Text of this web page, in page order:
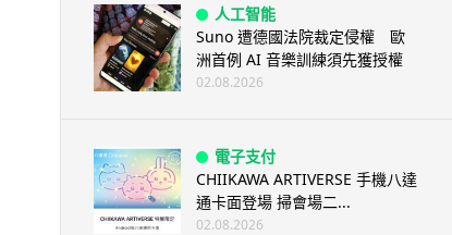
人工智能
Suno 遭德國法院裁定侵權 歐
洲首例 AI 音樂訓練須先獲授權
02.08.2026
電子支付
CHIIKAWA ARTIVERSE 手機八達
通卡面登場 掃會場二...
02.08.2026